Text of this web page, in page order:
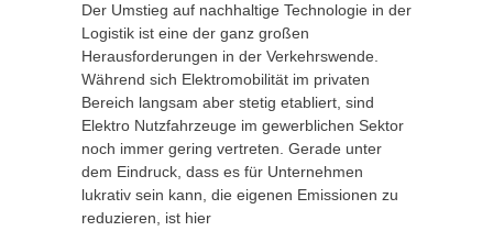
Der Umstieg auf nachhaltige Technologie in der
Logistik ist eine der ganz großen
Herausforderungen in der Verkehrswende.
Während sich Elektromobilität im privaten
Bereich langsam aber stetig etabliert, sind
Elektro Nutzfahrzeuge im gewerblichen Sektor
noch immer gering vertreten. Gerade unter
dem Eindruck, dass es für Unternehmen
lukrativ sein kann, die eigenen Emissionen zu
reduzieren, ist hier